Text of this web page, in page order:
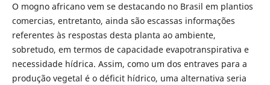
O mogno africano vem se destacando no Brasil em plantios
comercias, entretanto, ainda são escassas informações
referentes às respostas desta planta ao ambiente,
sobretudo, em termos de capacidade evapotranspirativa e
necessidade hídrica. Assim, como um dos entraves para a
produção vegetal é o déficit hídrico, uma alternativa seria